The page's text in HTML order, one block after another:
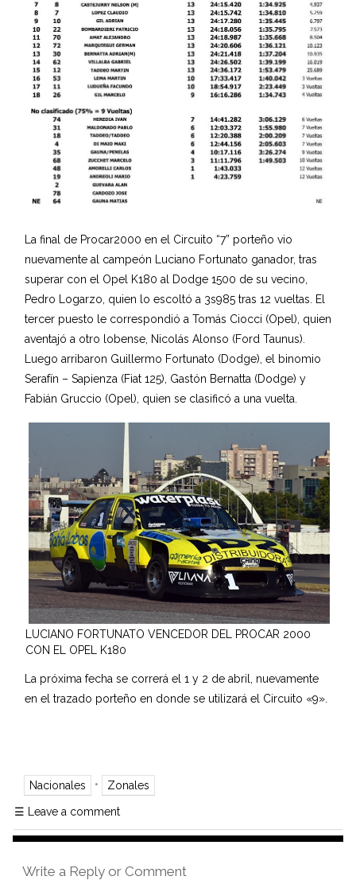
La final de Procar2000 en el Circuito “7” porteño vio
nuevamente al campeón Luciano Fortunato ganador, tras
superar con el Opel K180 al Dodge 1500 de su vecino,
Pedro Logarzo, quien lo escoltó a 3s985 tras 12 vueltas. El
tercer puesto le correspondió a Tomás Ciocci (Opel), quien
aventajó a otro lobense, Nicolás Alonso (Ford Taunus).
Luego arribaron Guillermo Fortunato (Dodge), el binomio
Serafín – Sapienza (Fiat 125), Gastón Bernatta (Dodge) y
Fabián Gruccio (Opel), quien se clasificó a una vuelta.
LUCIANO FORTUNATO VENCEDOR DEL PROCAR 2000
CON EL OPEL K180
La próxima fecha se correrá el 1 y 2 de abril, nuevamente
en el trazado porteño en donde se utilizará el Circuito «9».
Nacionales • Zonales
☰ Leave a comment
Write a Reply or Comment